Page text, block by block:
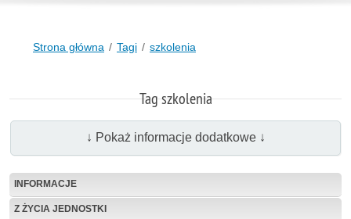
Strona główna Tagi szkolenia
Tag szkolenia
↓ Pokaż informacje dodatkowe ↓
INFORMACJE
Z ŻYCIA JEDNOSTKI